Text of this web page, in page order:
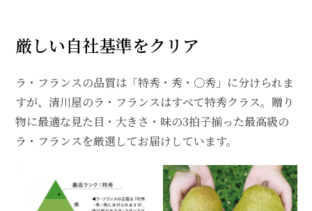
厳しい自社基準をクリア
ラ・フランスの品質は「特秀・秀・〇秀」に分けられま
すが、清川屋のラ・フランスはすべて特秀クラス。贈り
物に最適な見た目・大きさ・味の3拍子揃った最高級の
ラ・フランスを厳選してお届けしています。